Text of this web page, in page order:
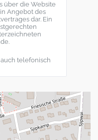
über die Website
Angebot des
dar. Ein
telefonisch